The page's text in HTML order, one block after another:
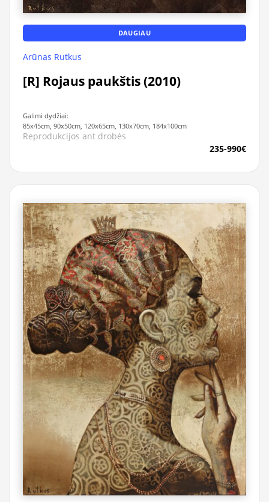
DAUGIAU
Arūnas Rutkus
[R] Rojaus paukštis (2010)
Galimi dydžiai:
85x45cm, 90x50cm, 120x65cm, 130x70cm, 184x100cm
Reprodukcijos ant drobės
235-990€